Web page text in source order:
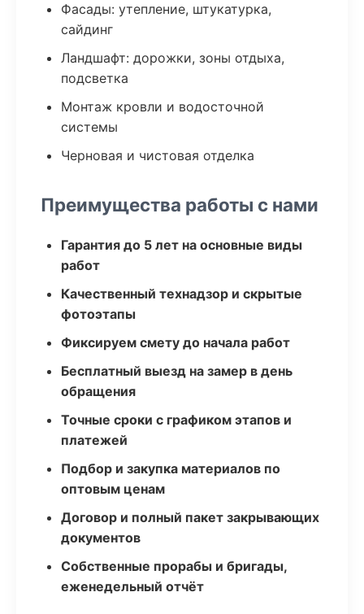
Фасады: утепление, штукатурка,
сайдинг
Ландшафт: дорожки, зоны отдыха,
подсветка
Монтаж кровли и водосточной
системы
Черновая и чистовая отделка
Преимущества работы с нами
Гарантия до 5 лет на основные виды
работ
Качественный технадзор и скрытые
фотоэтапы
Фиксируем смету до начала работ
Бесплатный выезд на замер в день
обращения
Точные сроки с графиком этапов и
платежей
Подбор и закупка материалов по
оптовым ценам
Договор и полный пакет закрывающих
документов
Собственные прорабы и бригады,
еженедельный отчёт